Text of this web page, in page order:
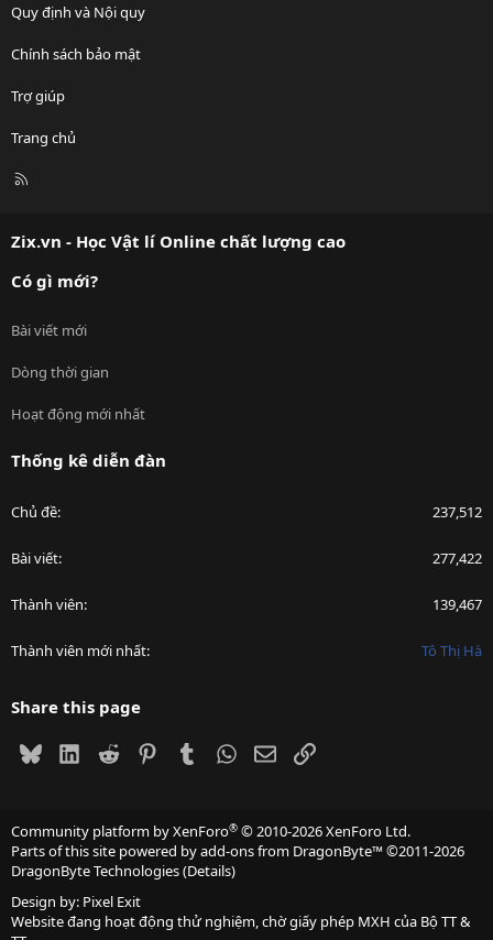
Quy định và Nội quy
Chính sách bảo mật
Trợ giúp
Trang chủ
R
Zix.vn - Học Vật lí Online chất lượng cao
Có gì mới?
Bài viết mới
Dòng thời gian
Hoạt động mới nhất
Thống kê diễn đàn
Chủ đề 237,512
Bài viết 277,422
Thành viên 139,467
Thành viên mới nhất Tô Thị Hà
Share this page
BlueskyLinkedIn
Reddit PinterestTumblrWhatsApp
EmailLink
Community platform by XenForo® © 2010-2026 XenForo Ltd.
Parts of this site powered byadd-ons from DragonByte™©2011-2026
DragonByte Technologies(Details)
Design by: Pixel Exit
Website đang hoạt động thử nghiệm, chờ giấy phép MXH của Bộ TT &